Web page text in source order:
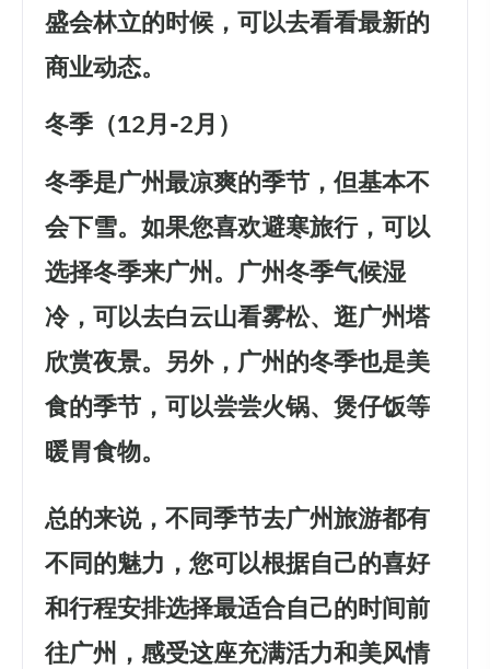
盛会林立的时候，可以去看看最新的
商业动态。
冬季（12月-2月）
冬季是广州最凉爽的季节，但基本不
会下雪。如果您喜欢避寒旅行，可以
选择冬季来广州。广州冬季气候湿
冷，可以去白云山看雾松、逛广州塔
欣赏夜景。另外，广州的冬季也是美
食的季节，可以尝尝火锅、煲仔饭等
暖胃食物。
总的来说，不同季节去广州旅游都有
不同的魅力，您可以根据自己的喜好
和行程安排选择最适合自己的时间前
往广州，感受这座充满活力和美风情